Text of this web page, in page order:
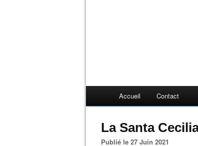
Accueil Contact
La Santa
Publié le 27 Juin 2021